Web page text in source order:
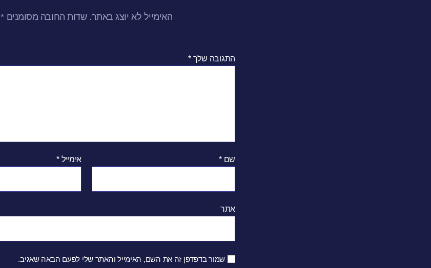
האימייל לא יוצג באתר. שדות החובה מסומנים*
התגובה שלך*
שם* אימייל*
אתר
שמור בדפדפן זה את השם, האימייל והאתר שלי לפעם הבאה שאגיב.